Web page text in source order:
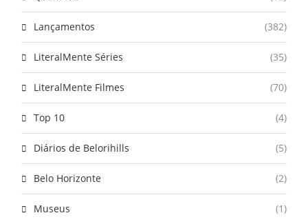
Lançamentos (382)
LiteralMente Séries (35)
LiteralMente Filmes (70)
Top 10 (4)
Diários de Belorihills (5)
Belo Horizonte (2)
Museus (1)